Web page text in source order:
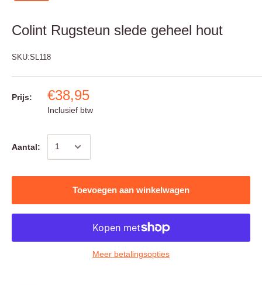
Colint Rugsteun slede geheel hout
SKU:SL118
Prijs: €38,95
Inclusief btw
Aantal:
Toevoegen aan winkelwagen
Meer betalingsopties